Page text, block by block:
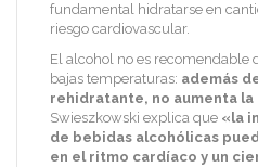
fundamental hidratarse en
riesgo cardiovascular.
El alcohol no es recomendable
bajas temperaturas: además
rehidratante, no aumenta
Swieszkowski explica que «la
de bebidas alcohólicas
en el ritmo cardíaco y un